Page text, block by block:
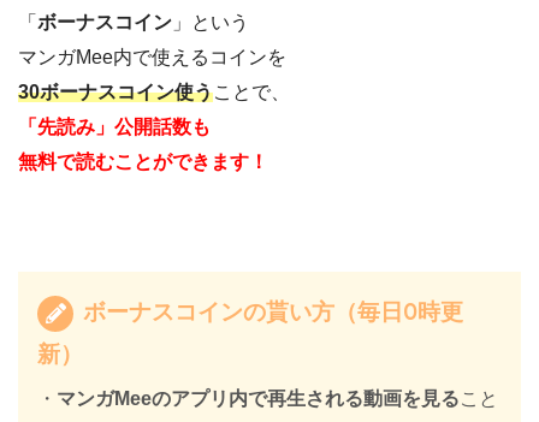
「 ボーナスコイン 」という
マンガMee内で使えるコインを
30ボーナスコイン使うことで、
「先読み」公開話数も
無料で読むことができます！
ボーナスコインの貰い方（毎日0時更
新）
・ マンガMeeのアプリ内で再生される動画を見ること